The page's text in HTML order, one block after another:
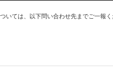
いては、以下問い合わせ先までご一報